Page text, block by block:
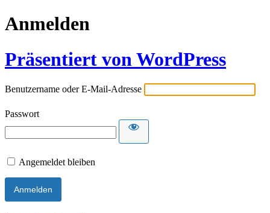
Anmelden
Präsentiert von WordPress
Benutzername oder E-Mail-Adresse
Passwort
Angemeldet bleiben